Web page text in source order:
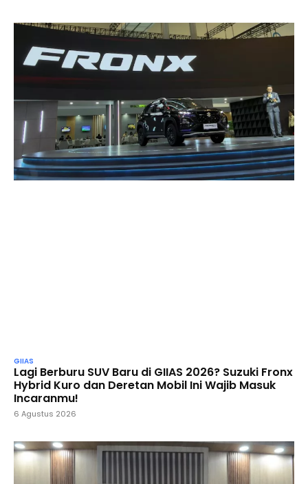
GIIAS
Lagi Berburu SUV Baru di GIIAS 2026? Suzuki Fronx
Hybrid Kuro dan Deretan Mobil Ini Wajib Masuk
Incaranmu!
6 Agustus 2026